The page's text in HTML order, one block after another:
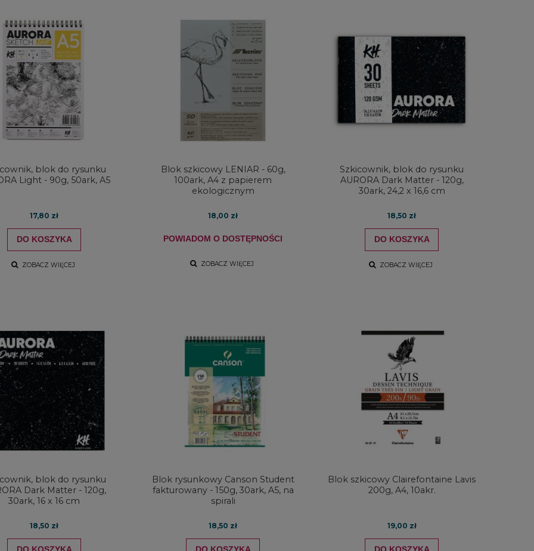
blok do rysunku
Light - 90g, 50ark, A5
17,80 zł
DO KOSZYKA
ZOBACZ WIĘCEJ
Blok szkicowy LENIAR - 60g,
100ark, A4 z papierem
ekologicznym
18,00 zł
POWIADOM O DOSTĘPNOŚCI
ZOBACZ WIĘCEJ
Szkicownik, blok do rysunku
AURORA Dark Matter - 120g,
30ark, 24,2 x 16,6 cm
18,50 zł
DO KOSZYKA
ZOBACZ WIĘCEJ
blok do rysunku
Dark Matter - 120g,
30ark, 16 x 16 cm
18,50 zł
Blok rysunkowy Canson Student
fakturowany - 150g, 30ark, A5, na
spirali
18,50 zł
Blok szkicowy Clairefontaine Lavis
200g, A4, 10akr.
19,00 zł